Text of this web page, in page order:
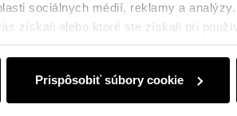
sociálnych médií, reklamy a
získali alebo ktoré ste získali pri
Prispôsobiť súbory cookie